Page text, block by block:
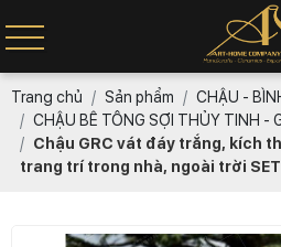
Trang chủ Sản phẩm
CHẬU -
CHẬU BÊ TÔNG SỢI THỦY TINH -
Chậu GRC vát đáy trắng, kích
trang trí trong nhà, ngoài trời